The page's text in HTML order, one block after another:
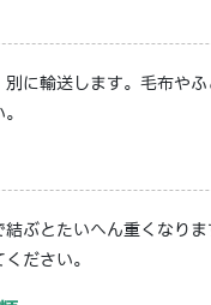
別に輸送します。毛布や
ぶとたいへん重くなりま
ださい。